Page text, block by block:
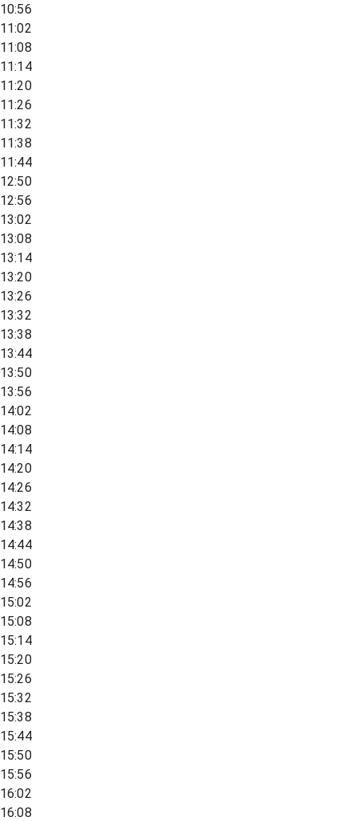
10:56
11:02
11:08
11:14
11:20
11:26
11:32
11:38
11:44
12:50
12:56
13:02
13:08
13:14
13:20
13:26
13:32
13:38
13:44
13:50
13:56
14:02
14:08
14:14
14:20
14:26
14:32
14:38
14:44
14:50
14:56
15:02
15:08
15:14
15:20
15:26
15:32
15:38
15:44
15:50
15:56
16:02
16:08